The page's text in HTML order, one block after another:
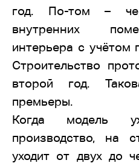
год. По-том –
внутренних
интерьера с учётом
Строительство
второй год.
премьеры.
Когда модель
производство, на
уходит от двух до